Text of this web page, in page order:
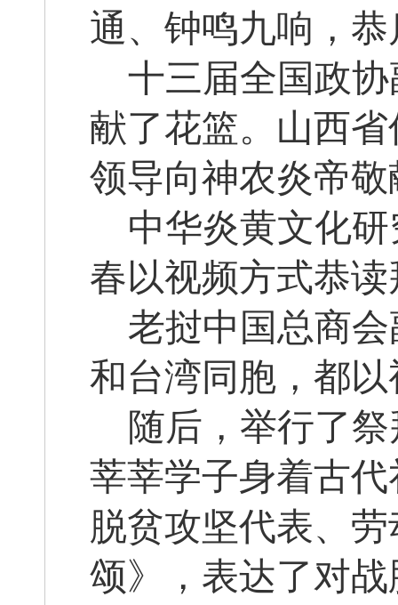
通、钟鸣九响，
十三届全国政
献了花篮。山西
领导向神农炎帝
中华炎黄文化
春以视频方式恭
老挝中国总商
和台湾同胞，都
随后，举行了
莘莘学子身着古
脱贫攻坚代表、
颂》，表达了对